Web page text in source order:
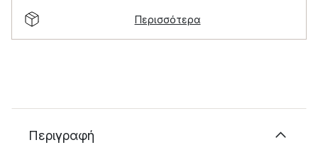
Περισσότερα
Περιγραφή